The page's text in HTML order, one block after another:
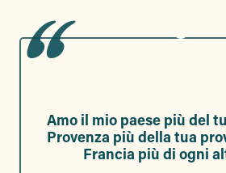
Amo il mio paese più del
Provenza più della tua
Francia più di ogni